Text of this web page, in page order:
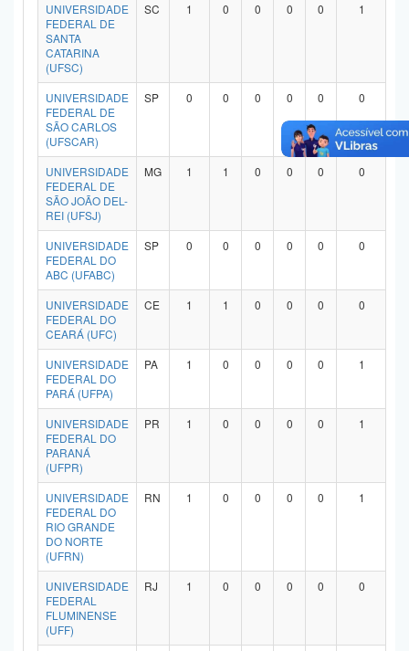
UNIVERSIDADE
FEDERAL DE
SANTA
CATARINA
(UFSC)
SC 1 0 0 0 0 1
UNIVERSIDADE
FEDERAL DE
SÃO CARLOS
(UFSCAR)
SP 0 0 0 0 0 0
UNIVERSIDADE
FEDERAL DE
SÃO JOÃO DEL-
REI (UFSJ)
MG 1 1 0 0 0 0
UNIVERSIDADE
FEDERAL DO
ABC (UFABC)
SP 0 0 0 0 0 0
UNIVERSIDADE
FEDERAL DO
CEARÁ (UFC)
CE 1 1 0 0 0 0
UNIVERSIDADE
FEDERAL DO
PARÁ (UFPA)
PA 1 0 0 0 0 1
UNIVERSIDADE
FEDERAL DO
PARANÁ
(UFPR)
PR 1 0 0 0 0 1
UNIVERSIDADE
FEDERAL DO
RIO GRANDE
DO NORTE
(UFRN)
RN 1 0 0 0 0 1
UNIVERSIDADE
FEDERAL
FLUMINENSE
(UFF)
RJ 1 0 0 0 0 0